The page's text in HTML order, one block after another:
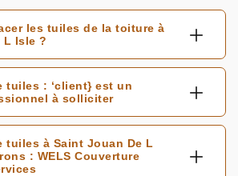
les tuiles de la toiture à
L Isle ?
tuiles : ‘client} est un
à solliciter
tuiles à Saint Jouan De L
: WELS Couverture